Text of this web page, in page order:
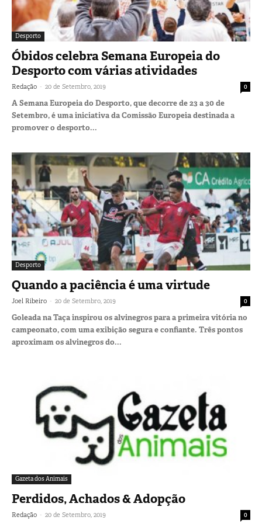
Desporto
Óbidos celebra Semana Europeia do
Desporto com várias atividades
Redação - 20 de Setembro, 2019 0
A Semana Europeia do Desporto, que decorre de 23 a 30 de
Setembro, é uma iniciativa da Comissão Europeia destinada a
promover o desporto...
Desporto
Quando a paciência é uma virtude
Joel Ribeiro - 20 de Setembro, 2019 0
Goleada na Taça inspirou os alvinegros para a primeira vitória no
campeonato, com uma exibição segura e confiante. Três pontos
aproximam os alvinegros do...
Gazeta dos Animais
Perdidos, Achados & Adopção
Redação - 20 de Setembro, 2019 0